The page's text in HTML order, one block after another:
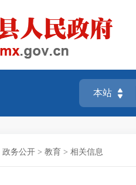
政务公开 > 教育 > 相关信息